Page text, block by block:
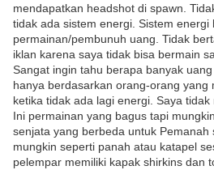
mendapatkan headshot di spawn.
tidak ada sistem energi. Sistem energi
permainan/pembunuh uang. Tidak
iklan karena saya tidak bisa bermain
Sangat ingin tahu berapa banyak
hanya berdasarkan orang-orang yang
ketika tidak ada lagi energi. Saya tidak
Ini permainan yang bagus tapi
senjata yang berbeda untuk Pemanah
mungkin seperti panah atau katapel
pelempar memiliki kapak shirkins dan